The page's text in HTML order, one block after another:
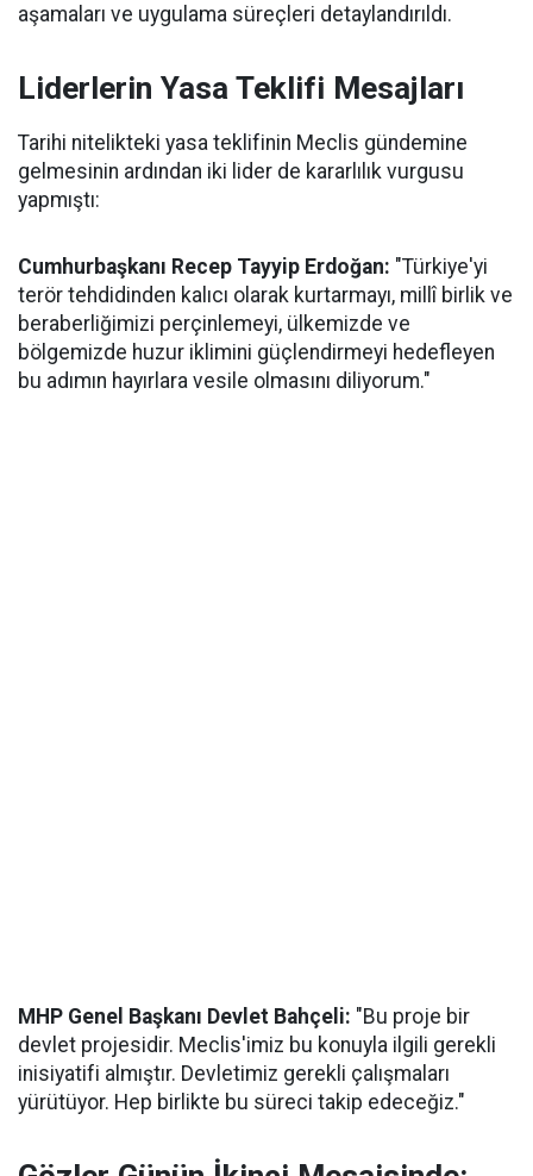
aşamaları ve uygulama süreçleri detaylandırıldı.
Liderlerin Yasa Teklifi Mesajları
Tarihi nitelikteki yasa teklifinin Meclis gündemine
gelmesinin ardından iki lider de kararlılık vurgusu
yapmıştı:
Cumhurbaşkanı Recep Tayyip Erdoğan: "Türkiye'yi
terör tehdidinden kalıcı olarak kurtarmayı, millî birlik ve
beraberliğimizi perçinlemeyi, ülkemizde ve
bölgemizde huzur iklimini güçlendirmeyi hedefleyen
bu adımın hayırlara vesile olmasını diliyorum."
MHP Genel Başkanı Devlet Bahçeli: "Bu proje bir
devlet projesidir. Meclis'imiz bu konuyla ilgili gerekli
inisiyatifi almıştır. Devletimiz gerekli çalışmaları
yürütüyor. Hep birlikte bu süreci takip edeceğiz."